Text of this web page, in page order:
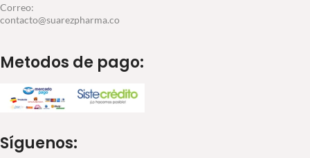
Correo:
contacto@suarezpharma.co
Metodos de pago:
Síguenos: